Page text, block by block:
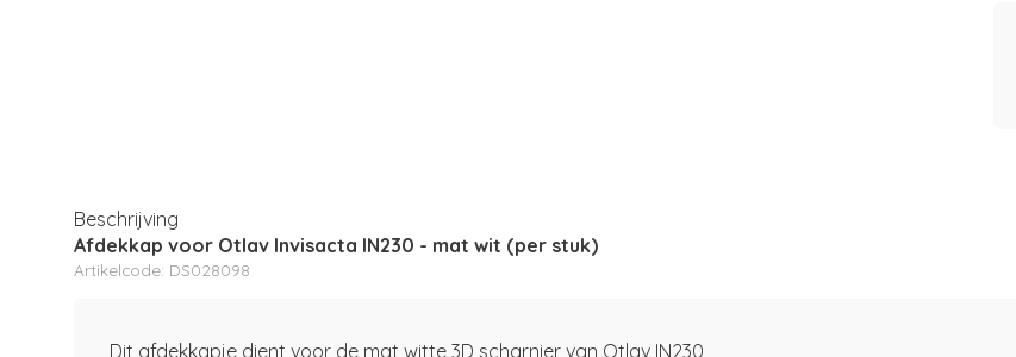
Beschrijving
Afdekkap voor Otlav Invisacta IN230 - mat wit (per stuk)
Artikelcode: DS028098
Dit afdekkapje dient voor de mat witte 3D scharnier van Otlav IN230